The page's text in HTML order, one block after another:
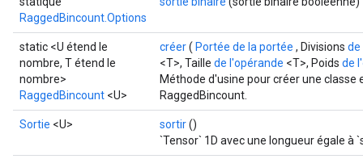
RaggedBincount.Options
static <U étend le
nombre, T étend le
nombre>
RaggedBincount <U>
créer( Portée de la portée , Divisions de
<T>, Taille de l'opérande <T>, Poids de
Méthode d'usine pour créer une
RaggedBincount.
Sortie <U> sortir()
`Tensor` 1D avec une longueur égale à